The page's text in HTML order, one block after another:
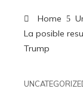
Home
La posible
Trump